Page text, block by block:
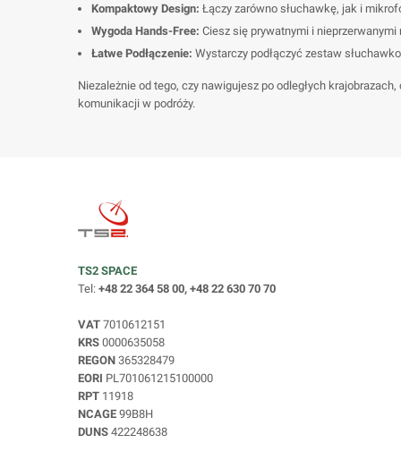
Kompaktowy Design: Łączy zarówno słuchawkę, jak i
Wygoda Hands-Free: Ciesz się prywatnymi i
Łatwe Podłączenie: Wystarczy podłączyć zestaw
Niezależnie od tego, czy nawigujesz po odległych
komunikacji w podróży.
TS2 SPACE
Tel: +48 22 364 58 00, +48 22 630 70 70
VAT 7010612151
KRS 0000635058
REGON 365328479
EORI PL701061215100000
RPT 11918
NCAGE 99B8H
DUNS 422248638